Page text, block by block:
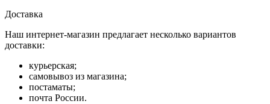
Доставка
Наш интернет-магазин предлагает несколько вариантов
доставки:
курьерская;
самовывоз из магазина;
постаматы;
почта России.